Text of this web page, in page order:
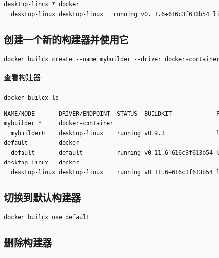
desktop-linux * docker
创建一个新的构建器并使用它
查看构建器
NAME/NODE       DRIVER/ENDPOINT  STATUS  BUILDKIT
mybuilder *     docker-container
mybuilder0    desktop-linux    running v0.9.3
default         docker
default       default          running v0.11.6+616c3f613b54
desktop-linux   docker
切换到默认构建器
删除构建器